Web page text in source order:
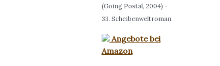
(Going Postal, 2004) -
33. Scheibenweltroman
Angebote bei
Amazon